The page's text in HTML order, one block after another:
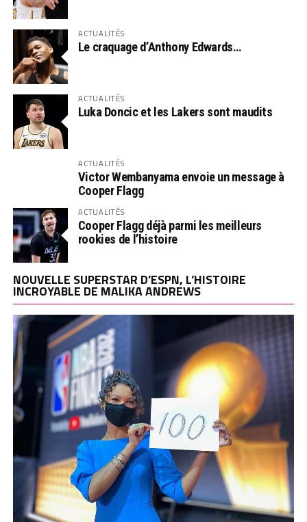
ACTUALITÉS
Le craquage d’Anthony Edwards…
ACTUALITÉS
Luka Doncic et les Lakers sont maudits
ACTUALITÉS
Victor Wembanyama envoie un message à
Cooper Flagg
ACTUALITÉS
Cooper Flagg déjà parmi les meilleurs
rookies de l’histoire
NOUVELLE SUPERSTAR D’ESPN, L’HISTOIRE
INCROYABLE DE MALIKA ANDREWS